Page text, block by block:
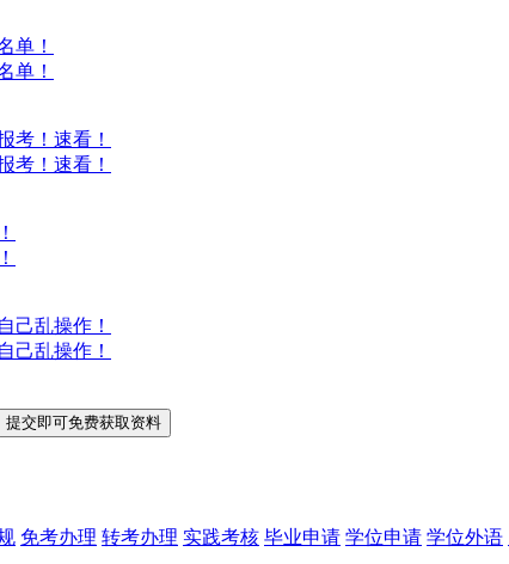
单！
单！
考！速看！
考！速看！
己乱操作！
己乱操作！
免考办理 转考办理 实践考核 毕业申请 学位申请 学位外语